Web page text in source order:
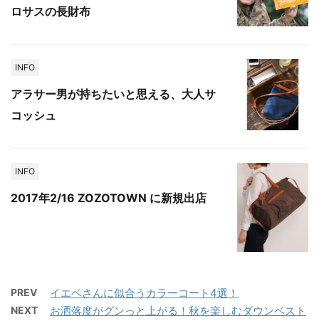
ロサスの長財布
INFO
アラサー男が持ちたいと思える、大人サ
コッシュ
INFO
2017年2/16 ZOZOTOWN に新規出店
PREV イエベさんに似合うカラーコート4選！
NEXT
お洒落度がグンっと上がる！秋を楽しむダウンベスト